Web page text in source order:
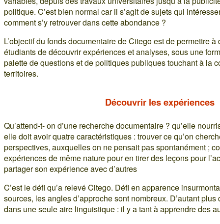
politique. C’est bien normal car il s’agit de sujets qui
comment s’y retrouver dans cette abondance ?
L’objectif du fonds documentaire de Citego est de permettre
étudiants de découvrir expériences et analyses, sous une
palette de questions et de politiques publiques touchant à la
territoires.
Découvrir les expériences
Qu’attend-t- on d’une recherche documentaire ? qu’elle
elle doit avoir quatre caractéristiques : trouver ce qu’on
perspectives, auxquelles on ne pensait pas spontanément ;
expériences de même nature pour en tirer des leçons pour
partager son expérience avec d’autres
C’est le défi qu’a relevé Citego. Défi en apparence
sources, les angles d’approche sont nombreux. D’autant plus
dans une seule aire linguistique : il y a tant à apprendre des